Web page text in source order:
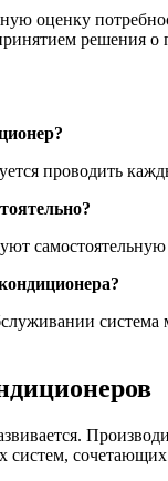
оценку
решения о
проводить
систем,